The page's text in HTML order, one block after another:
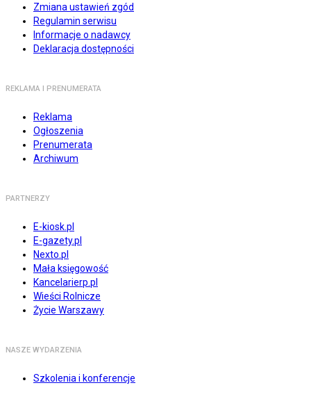
Zmiana ustawień zgód
Regulamin serwisu
Informacje o nadawcy
Deklaracja dostępności
REKLAMA I PRENUMERATA
Reklama
Ogłoszenia
Prenumerata
Archiwum
PARTNERZY
E-kiosk.pl
E-gazety.pl
Nexto.pl
Mała księgowość
Kancelarierp.pl
Wieści Rolnicze
Życie Warszawy
NASZE WYDARZENIA
Szkolenia i konferencje